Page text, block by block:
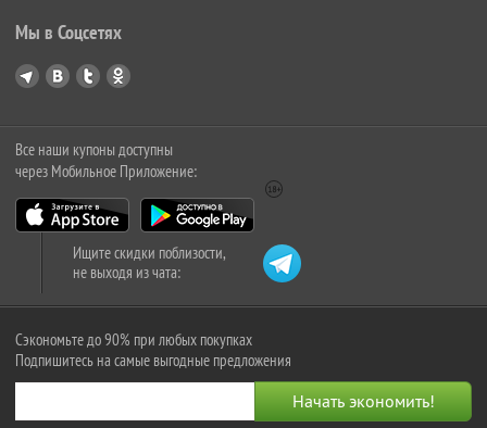
Мы в Соцсетях
Все наши купоны доступны
через Мобильное Приложение:
Ищите скидки поблизости,
не выходя из чата:
Сэкономьте до 90% при любых покупках
Подпишитесь на самые выгодные предложения